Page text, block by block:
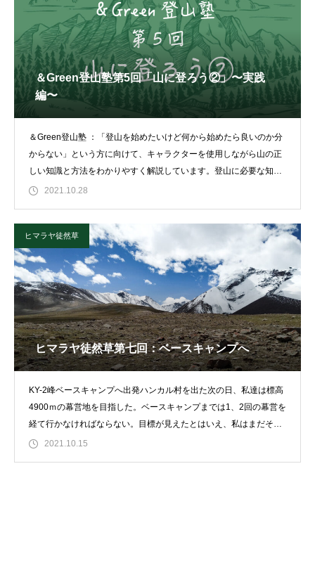
＆Green登山塾第5回「山に登ろう②」〜実践
編〜
＆Green登山塾 ：「登山を始めたいけど何から始めたら良いのか分
からない」という方に向けて、キャラクターを使用しながら山の正
しい知識と方法をわかりやすく解説しています。登山に必要な知識
を理解して
2021.10.28
ヒマラヤ徒然草
ヒマラヤ徒然草第七回：ベースキャンプへ
KY-2峰ベースキャンプへ出発ハンカル村を出た次の日、私達は標高
4900ｍの幕営地を目指した。ベースキャンプまでは1、2回の幕営を
経て行かなければならない。目標が見えたとはいえ、私はまだそれ
だけ離2021.10.15